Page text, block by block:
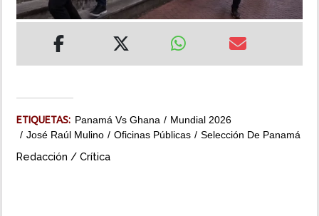
IMPRESO
ETIQUETAS: Panamá Vs Ghana
Mundial 2026
José Raúl Mulino
Oficinas Públicas Selección De Panamá
Redacción / Crítica